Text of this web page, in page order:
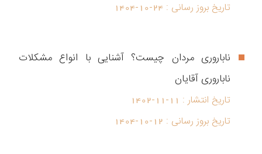
تاریخ بروز رسانی : 1404-10-24
ناباروری مردان چیست؟ آشنایی با انواع مشکلات
ناباروری آقایان
تاریخ انتشار : 1402-11-11
تاریخ بروز رسانی : 1404-10-12